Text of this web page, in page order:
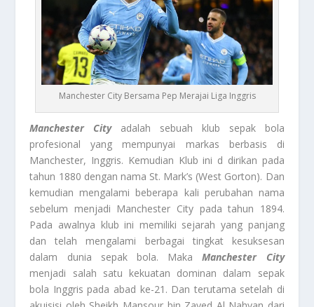
Manchester City Bersama Pep Merajai Liga Inggris
Manchester Cityadalah sebuah klub sepak bola
profesional yang mempunyai markas berbasis di
Manchester, Inggris. Kemudian Klub ini d dirikan pada
tahun 1880 dengan nama St. Mark’s (West Gorton). Dan
kemudian mengalami beberapa kali perubahan nama
sebelum menjadi Manchester City pada tahun 1894.
Pada awalnya klub ini memiliki sejarah yang panjang
dan telah mengalami berbagai tingkat kesuksesan
dalam dunia sepak bola. MakaManchester City
menjadi salah satu kekuatan dominan dalam sepak
bola Inggris pada abad ke-21. Dan terutama setelah di